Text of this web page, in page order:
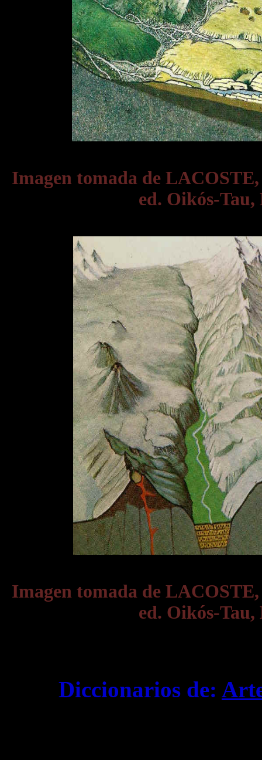
Imagen tomada de
ed. Oikós-Tau,
Imagen tomada de
ed. Oikós-Tau,
Diccionarios de: